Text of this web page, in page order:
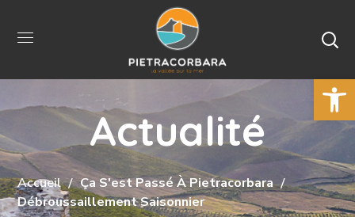
Ouvrir
Actualité
Accueil
Ça S'est Passé À Pietracorbara
Débroussaillement Saisonnier